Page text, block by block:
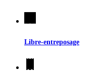
Libre-entreposage